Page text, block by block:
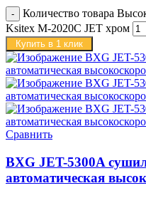
Количество товара
Ksitex M-2020C JET хром
Купить в 1 клик
Сравнить
BXG JET-5300A
автоматическая